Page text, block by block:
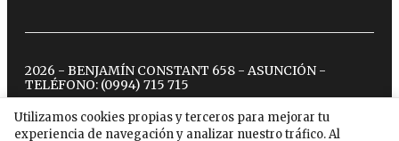
Utilizamos cookies propias y terceros para mejorar tu
experiencia de navegación y analizar nuestro tráfico. Al
2026 - BENJAMÍN CONSTANT 658 - ASUNCIÓN -
TELÉFONO: (0994) 715 715